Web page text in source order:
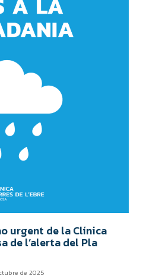
urgent de la Clínica
de l’alerta del Pla
de 2025